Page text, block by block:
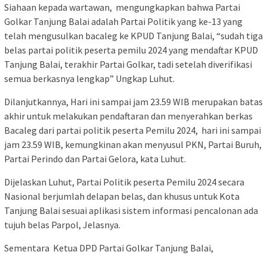
Siahaan kepada wartawan, mengungkapkan bahwa Partai
Golkar Tanjung Balai adalah Partai Politik yang ke-13 yang
telah mengusulkan bacaleg ke KPUD Tanjung Balai, “sudah tiga
belas partai politik peserta pemilu 2024 yang mendaftar KPUD
Tanjung Balai, terakhir Partai Golkar, tadi setelah diverifikasi
semua berkasnya lengkap” Ungkap Luhut.
Dilanjutkannya, Hari ini sampai jam 23.59 WIB merupakan batas
akhir untuk melakukan pendaftaran dan menyerahkan berkas
Bacaleg dari partai politik peserta Pemilu 2024, hari ini sampai
jam 23.59 WIB, kemungkinan akan menyusul PKN, Partai Buruh,
Partai Perindo dan Partai Gelora, kata Luhut.
Dijelaskan Luhut, Partai Politik peserta Pemilu 2024 secara
Nasional berjumlah delapan belas, dan khusus untuk Kota
Tanjung Balai sesuai aplikasi sistem informasi pencalonan ada
tujuh belas Parpol, Jelasnya.
Sementara Ketua DPD Partai Golkar Tanjung Balai,